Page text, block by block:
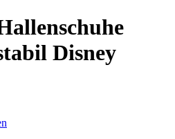
Disney